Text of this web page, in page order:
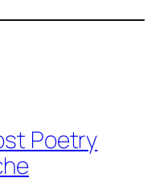
Poetry